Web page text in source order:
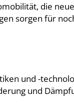
die neue
sorgen für
und -
und